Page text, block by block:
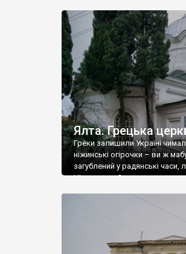
Херсонесі Володимир-
християнином. А потім було
Херсонесу Таврійського
Ялта. Грецька
Греки залишили Україні
ніжинські огірочки – ви ж
загублений у радянські
Ніжин греки?